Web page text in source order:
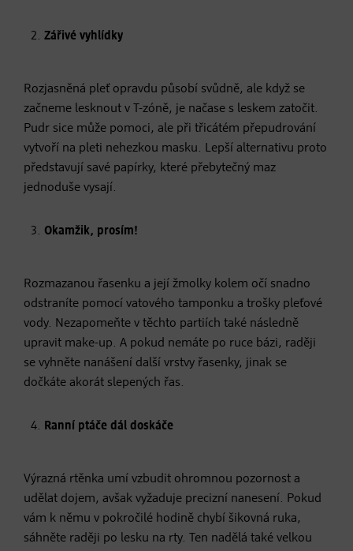
Zářivé vyhlídky
Rozjasněná pleť opravdu působí svůdně, ale když se
začneme lesknout v T-zóně, je načase s leskem zatočit.
Pudr sice může pomoci, ale při třicátém přepudrování
vytvoří na pleti nehezkou masku. Lepší alternativu proto
představují savé papírky, které přebytečný maz
jednoduše vysají.
Okamžik, prosím!
Rozmazanou řasenku a její žmolky kolem očí snadno
odstraníte pomocí vatového tamponku a trošky pleťové
vody. Nezapomeňte v těchto partiích také následně
upravit make-up. A pokud nemáte po ruce bázi, raději
se vyhněte nanášení další vrstvy řasenky, jinak se
dočkáte akorát slepených řas.
Ranní ptáče dál doskáče
Výrazná rtěnka umí vzbudit ohromnou pozornost a
udělat dojem, avšak vyžaduje precizní nanesení. Pokud
vám k němu v pokročilé hodině chybí šikovná ruka,
sáhněte raději po lesku na rty. Ten nadělá také velkou